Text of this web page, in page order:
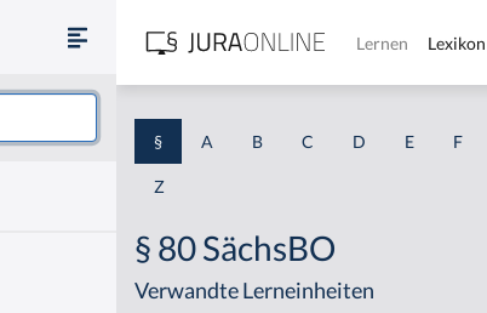
Lernen Lexikon
§ A B C D E F
Z
§ 80 SächsBO
Verwandte Lerneinheiten